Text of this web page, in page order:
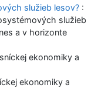
služieb lesov? :
služieb
a v horizonte
ekonomiky a
ekonomiky a